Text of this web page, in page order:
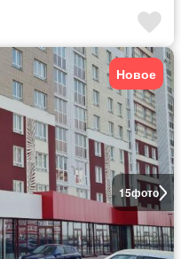
15фото
Новое